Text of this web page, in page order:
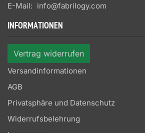
E-Mail: info@fabrilogy.com
INFORMATIONEN
Vertrag widerrufen
Versandinformationen
AGB
Privatsphäre und Datenschutz
Widerrufsbelehrung